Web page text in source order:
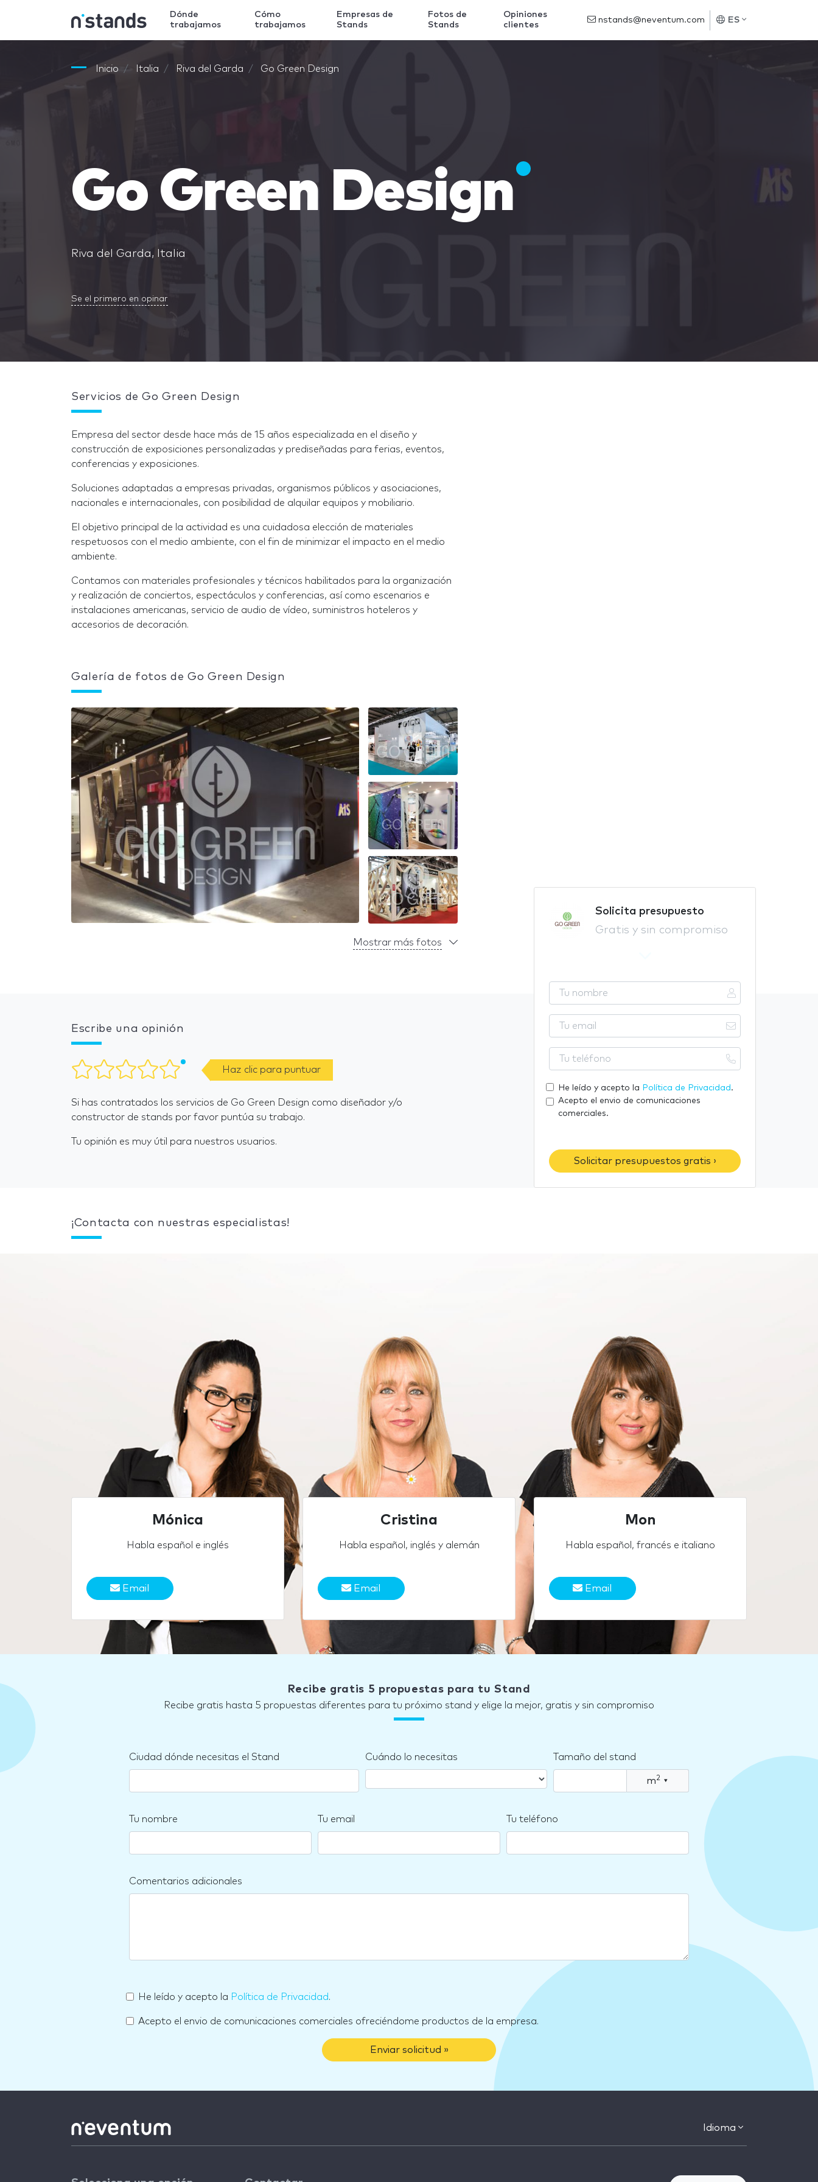
Dónde
trabajamos
Cómo
trabajamos
Empresas de
Stands
Fotos de
Stands
Opiniones
clientes
nstands@neventum.com ES
Inicio Italia Riva del Garda Go Green Design
Go Green Design
Riva del Garda, Italia
Se el primero en opinar
Solicita presupuesto
Gratis y sin compromiso
u
n
m
e
u
e
i
l
u
t
e
o
n
o
He leído y acepto la Política de Privacidad .
Acepto el envio de comunicaciones
comerciales.
Solicitar presupuestos gratis ›
Servicios de Go Green Design
Empresa del sector desde hace más de 15 años especializada en el diseño y
construcción de exposiciones personalizadas y prediseñadas para ferias, eventos,
conferencias y exposiciones.
Soluciones adaptadas a empresas privadas, organismos públicos y asociaciones,
nacionales e internacionales, con posibilidad de alquilar equipos y mobiliario.
El objetivo principal de la actividad es una cuidadosa elección de materiales
respetuosos con el medio ambiente, con el fin de minimizar el impacto en el medio
ambiente.
Contamos con materiales profesionales y técnicos habilitados para la organización
y realización de conciertos, espectáculos y conferencias, así como escenarios e
instalaciones americanas, servicio de audio de vídeo, suministros hoteleros y
accesorios de decoración.
Galería de fotos de Go Green Design
Mostrar más fotos
Escribe una opinión
Haz clic para puntuar
Si has contratados los servicios de Go Green Design como diseñador y/o
constructor de stands por favor puntúa su trabajo.
Tu opinión es muy útil para nuestros usuarios.
¡Contacta con nuestras especialistas!
Mónica
Habla español e inglés
Email
Cristina
Habla español, inglés y alemán
Email
Mon
Habla español, francés e italiano
Email
Recibe gratis 5 propuestas para tu Stand
Recibe gratis hasta 5 propuestas diferentes para tu próximo stand y elige la mejor, gratis y sin compromiso
Ciudad dónde necesitas el Stand Cuándo lo necesitas Tamaño del stand
m2 ▾
Tu nombre Tu email Tu teléfono
Comentarios adicionales
He leído y acepto la Política de Privacidad.
Acepto el envio de comunicaciones comerciales ofreciéndome productos de la empresa.
Enviar solicitud »
Idioma